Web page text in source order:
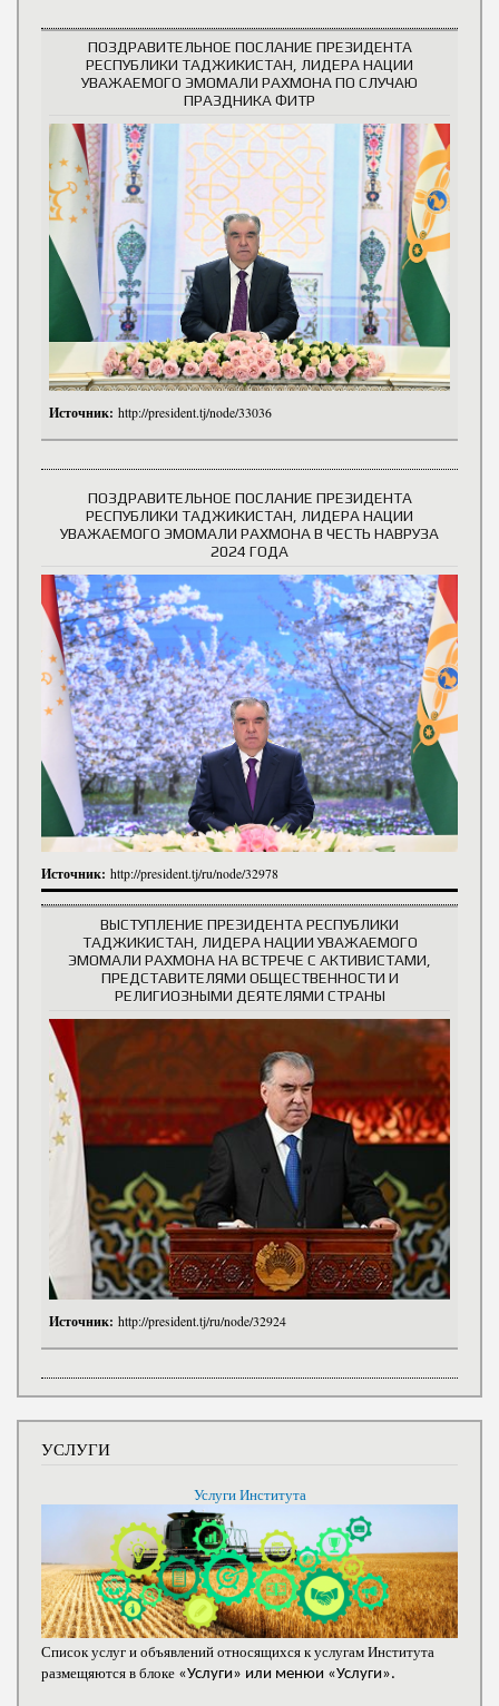
ПОЗДРАВИТЕЛЬНОЕ ПОСЛАНИЕ ПРЕЗИДЕНТА
РЕСПУБЛИКИ ТАДЖИКИСТАН, ЛИДЕРА НАЦИИ
УВАЖАЕМОГО ЭМОМАЛИ РАХМОНА ПО СЛУЧАЮ
ПРАЗДНИКА ФИТР
Источник: http://president.tj/node/33036
ПОЗДРАВИТЕЛЬНОЕ ПОСЛАНИЕ ПРЕЗИДЕНТА
РЕСПУБЛИКИ ТАДЖИКИСТАН, ЛИДЕРА НАЦИИ
УВАЖАЕМОГО ЭМОМАЛИ РАХМОНА В ЧЕСТЬ НАВРУЗА
2024 ГОДА
Источник: http://president.tj/ru/node/32978
ВЫСТУПЛЕНИЕ ПРЕЗИДЕНТА РЕСПУБЛИКИ
ТАДЖИКИСТАН, ЛИДЕРА НАЦИИ УВАЖАЕМОГО
ЭМОМАЛИ РАХМОНА НА ВСТРЕЧЕ С АКТИВИСТАМИ,
ПРЕДСТАВИТЕЛЯМИ ОБЩЕСТВЕННОСТИ И
РЕЛИГИОЗНЫМИ ДЕЯТЕЛЯМИ СТРАНЫ
Источник: http://president.tj/ru/node/32924
УСЛУГИ
Услуги Института
Список услуг и объявлений относящихся к услугам Института
размещяются в блоке «Услуги» или менюи «Услуги».